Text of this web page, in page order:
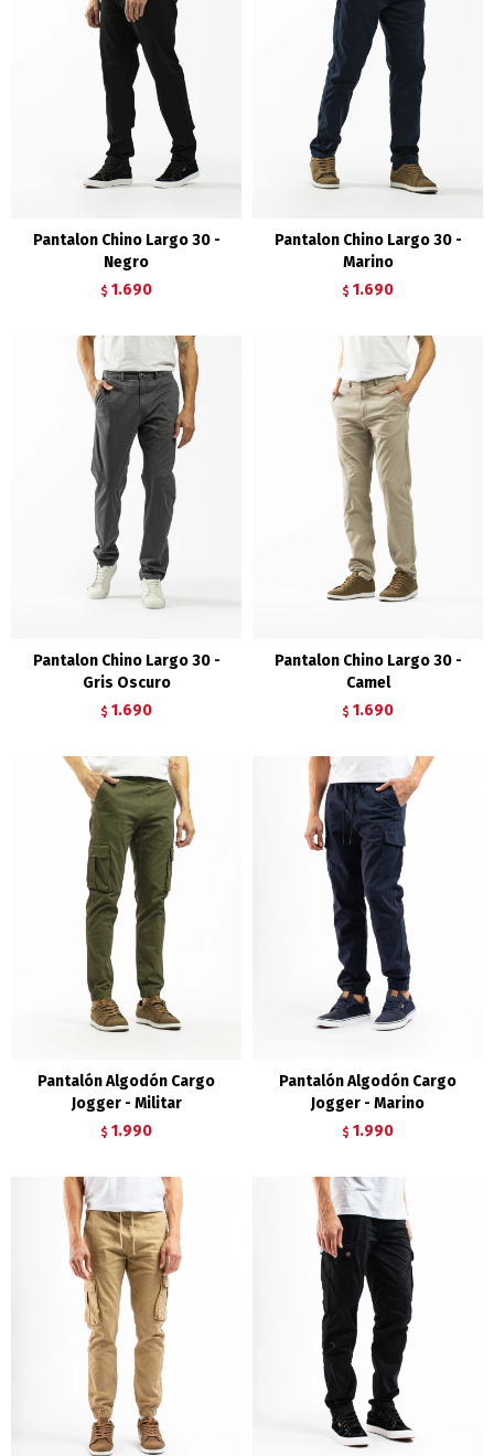
Pantalon Chino Largo 30 -
Negro
$ 1.690
Pantalon Chino Largo 30 -
Marino
$ 1.690
Pantalon Chino Largo 30 -
Gris Oscuro
$ 1.690
Pantalon Chino Largo 30 -
Camel
$ 1.690
Pantalón Algodón Cargo
Jogger - Militar
$ 1.990
Pantalón Algodón Cargo
Jogger - Marino
$ 1.990